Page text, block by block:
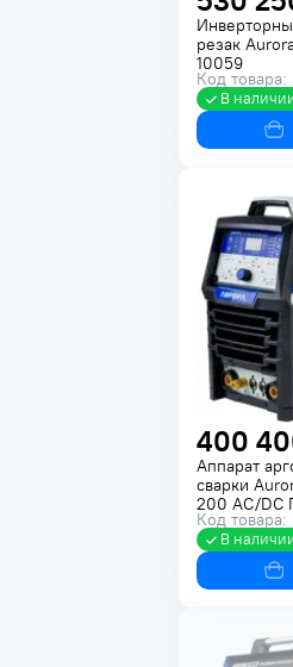
резак
10059
Код товара:
В
400
Аппарат
сварки
200 AC/DC
поколение
Код товара:
В